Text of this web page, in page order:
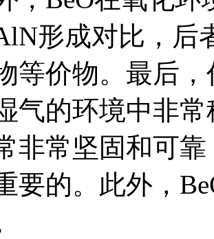
形成对比，后
等价物。最后
气的环境中非
非常坚固和可
要的。此外，